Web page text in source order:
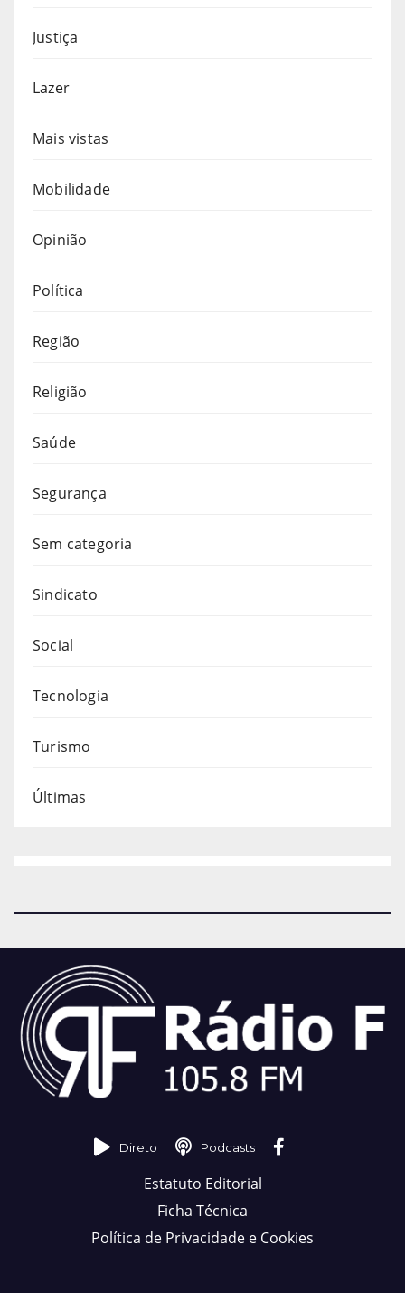
Justiça
Lazer
Mais vistas
Mobilidade
Opinião
Política
Região
Religião
Saúde
Segurança
Sem categoria
Sindicato
Social
Tecnologia
Turismo
Últimas
Direto Podcasts
Estatuto Editorial
Ficha Técnica
Política de Privacidade e Cookies